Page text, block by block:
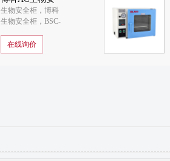
全柜BSC-
1800IIB2-X
生物安全柜，博科
生物安全柜，BSC-
在线询价